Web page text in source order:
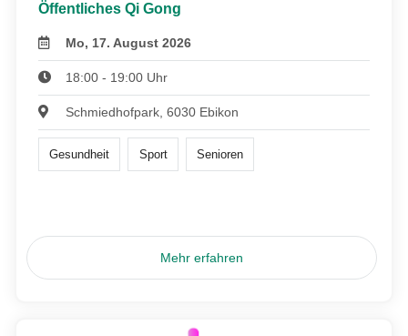
Öffentliches Qi Gong
Mo, 17. August 2026
18:00 - 19:00 Uhr
Schmiedhofpark, 6030 Ebikon
Gesundheit Sport Senioren
Mehr erfahren